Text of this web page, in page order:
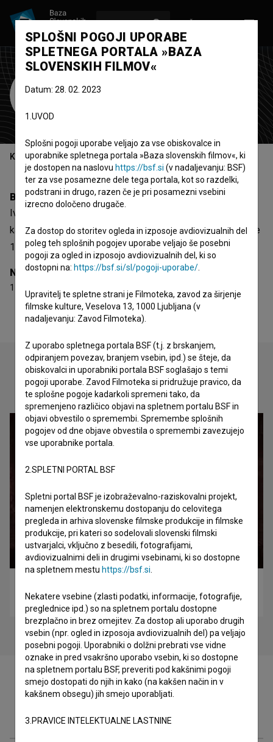
Ivo Štandeker
Kazalo
Biografija
Ivo Štandeker je scenarist. Najodmevnejši projekt, pri
katerem je sodeloval, jeSocializacija bika? (1998). Prejel je
1 nagrado.
Nagrade
1 nagrada
Oglejte si
mladinski, otroški
Filmografija (1)
SPLOŠNI POGOJI UPORABE
SPLETNEGA PORTALA »BAZA
SLOVENSKIH FILMOV«
Datum: 28. 02. 2023
1.UVOD
Splošni pogoji uporabe veljajo za vse obiskovalce in
uporabnike spletnega portala »Baza slovenskih filmov«, ki
je dostopen na naslovu https://bsf.si (v nadaljevanju: BSF)
ter za vse posamezne dele tega portala, kot so razdelki,
podstrani in drugo, razen če je pri posamezni vsebini
izrecno določeno drugače.
Za dostop do storitev ogleda in izposoje avdiovizualnih del
poleg teh splošnih pogojev uporabe veljajo še posebni
pogoji za ogled in izposojo avdiovizualnih del, ki so
dostopni na: https://bsf.si/sl/pogoji-uporabe/
Upravitelj te spletne strani je Filmoteka, zavod za širjenje
filmske kulture, Veselova 13, 1000 Ljubljana (v
nadaljevanju: Zavod Filmoteka).
Z uporabo spletnega portala BSF (t.j. z brskanjem,
odpiranjem povezav, branjem vsebin, ipd.) se šteje, da
obiskovalci in uporabniki portala BSF soglašajo s temi
pogoji uporabe. Zavod Filmoteka si pridružuje pravico, da
te splošne pogoje kadarkoli spremeni tako, da
spremenjeno različico objavi na spletnem portalu BSF in
objavi obvestilo o spremembi. Spremembe splošnih
pogojev od dne objave obvestila o spremembi zavezujejo
vse uporabnike portala.
2.SPLETNI PORTAL BSF
Spletni portal BSF je izobraževalno-raziskovalni projekt,
namenjen elektronskemu dostopanju do celovitega
pregleda in arhiva slovenske filmske produkcije in filmske
produkcije, pri kateri so sodelovali slovenski filmski
ustvarjalci, vključno z besedili, fotografijami,
avdiovizualnimi deli in drugimi vsebinami, ki so dostopne
na spletnem mestu https://bsf.si
Nekatere vsebine (zlasti podatki, informacije, fotografije,
preglednice ipd.) so na spletnem portalu dostopne
brezplačno in brez omejitev. Za dostop ali uporabo drugih
vsebin (npr. ogled in izposoja avdiovizualnih del) pa veljajo
posebni pogoji. Uporabniki o dolžni prebrati vse vidne
oznake in pred vsakršno uporabo vsebin, ki so dostopne
na spletnem portalu BSF, preveriti pod kakšnimi pogoji
smejo dostopati do njih in kako (na kakšen način in v
kakšnem obsegu) jih smejo uporabljati.
3.PRAVICE INTELEKTUALNE LASTNINE